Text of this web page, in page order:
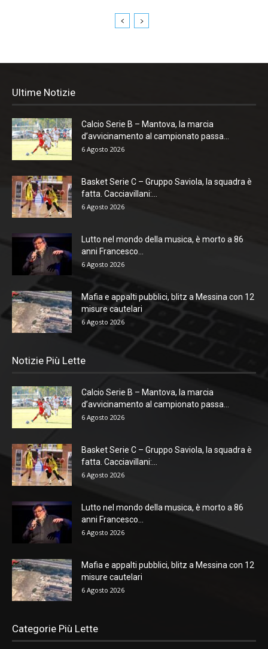
Ultime Notizie
Calcio Serie B – Mantova, la marcia
d’avvicinamento al campionato passa...
6 Agosto 2026
Basket Serie C – Gruppo Saviola, la squadra è
fatta. Cacciavillani:...
6 Agosto 2026
Lutto nel mondo della musica, è morto a 86
anni Francesco...
6 Agosto 2026
Mafia e appalti pubblici, blitz a Messina con 12
misure cautelari
6 Agosto 2026
Notizie Più Lette
Calcio Serie B – Mantova, la marcia
d’avvicinamento al campionato passa...
6 Agosto 2026
Basket Serie C – Gruppo Saviola, la squadra è
fatta. Cacciavillani:...
6 Agosto 2026
Lutto nel mondo della musica, è morto a 86
anni Francesco...
6 Agosto 2026
Mafia e appalti pubblici, blitz a Messina con 12
misure cautelari
6 Agosto 2026
Categorie Più Lette